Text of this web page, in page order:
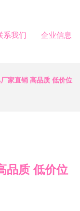
系我们 企业信息
家直销 高品质 低价位
品质 低价位